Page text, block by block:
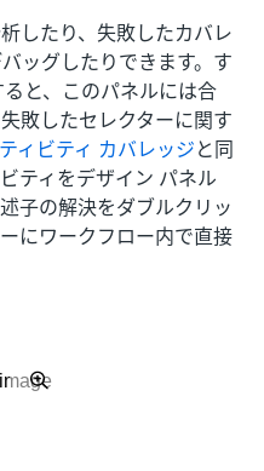
したり、失敗したカバレ
ッグしたりできます。す
と、このパネルには合
敗したセレクターに関す
ィビティ カバレッジと同
ティをデザイン パネル
子の解決をダブルクリッ
にワークフロー内で直接